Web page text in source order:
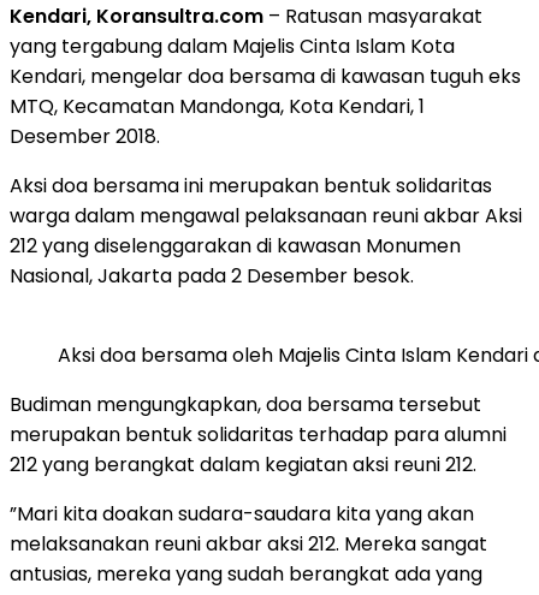
Kendari, Koransultra.com – Ratusan masyarakat
yang tergabung dalam Majelis Cinta Islam Kota
Kendari, mengelar doa bersama di kawasan tuguh eks
MTQ, Kecamatan Mandonga, Kota Kendari, 1
Desember 2018.
Aksi doa bersama ini merupakan bentuk solidaritas
warga dalam mengawal pelaksanaan reuni akbar Aksi
212 yang diselenggarakan di kawasan Monumen
Nasional, Jakarta pada 2 Desember besok.
Aksi doa bersama oleh Majelis Cinta Islam Kendari
Budiman mengungkapkan, doa bersama tersebut
merupakan bentuk solidaritas terhadap para alumni
212 yang berangkat dalam kegiatan aksi reuni 212.
”Mari kita doakan sudara-saudara kita yang akan
melaksanakan reuni akbar aksi 212. Mereka sangat
antusias, mereka yang sudah berangkat ada yang